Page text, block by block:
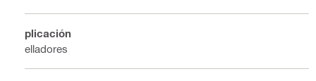
Aplicación
Selladores